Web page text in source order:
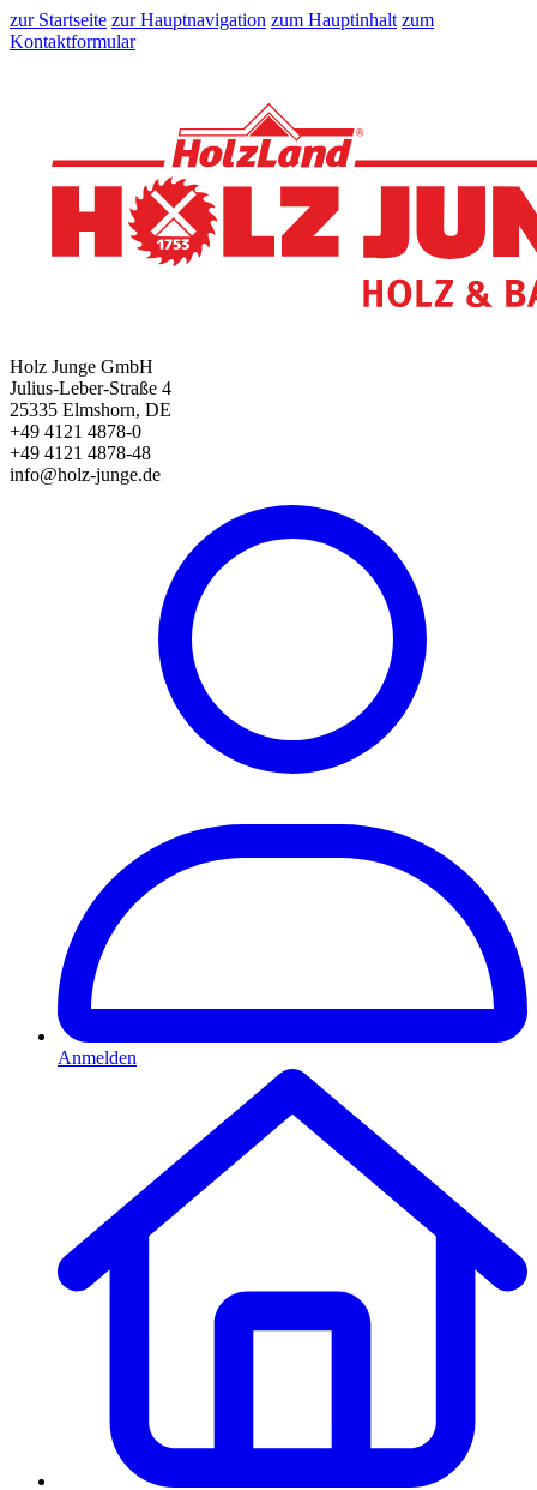
zur Startseite zur Hauptnavigation zum Hauptinhalt zum
Kontaktformular
Holz Junge GmbH
Julius-Leber-Straße 4
25335 Elmshorn, DE
+49 4121 4878-0
+49 4121 4878-48
info@holz-junge.de
Anmelden